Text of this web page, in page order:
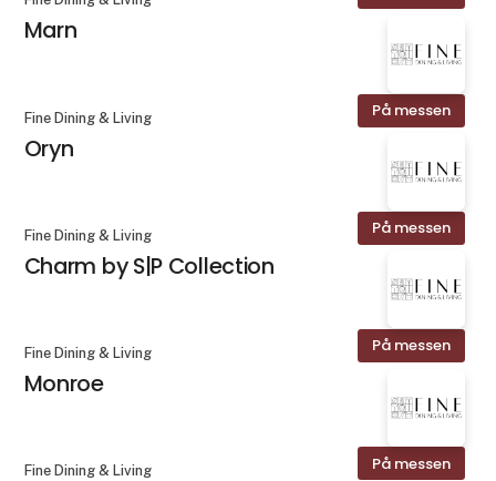
Marn
På messen
Fine Dining & Living
Oryn
På messen
Fine Dining & Living
Charm by S|P Collection
På messen
Fine Dining & Living
Monroe
På messen
Fine Dining & Living